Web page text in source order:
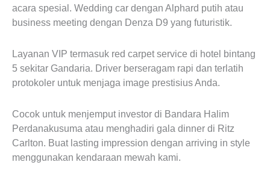
acara spesial. Wedding car dengan Alphard putih atau
business meeting dengan Denza D9 yang futuristik.
Layanan VIP termasuk red carpet service di hotel bintang
5 sekitar Gandaria. Driver berseragam rapi dan terlatih
protokoler untuk menjaga image prestisius Anda.
Cocok untuk menjemput investor di Bandara Halim
Perdanakusuma atau menghadiri gala dinner di Ritz
Carlton. Buat lasting impression dengan arriving in style
menggunakan kendaraan mewah kami.